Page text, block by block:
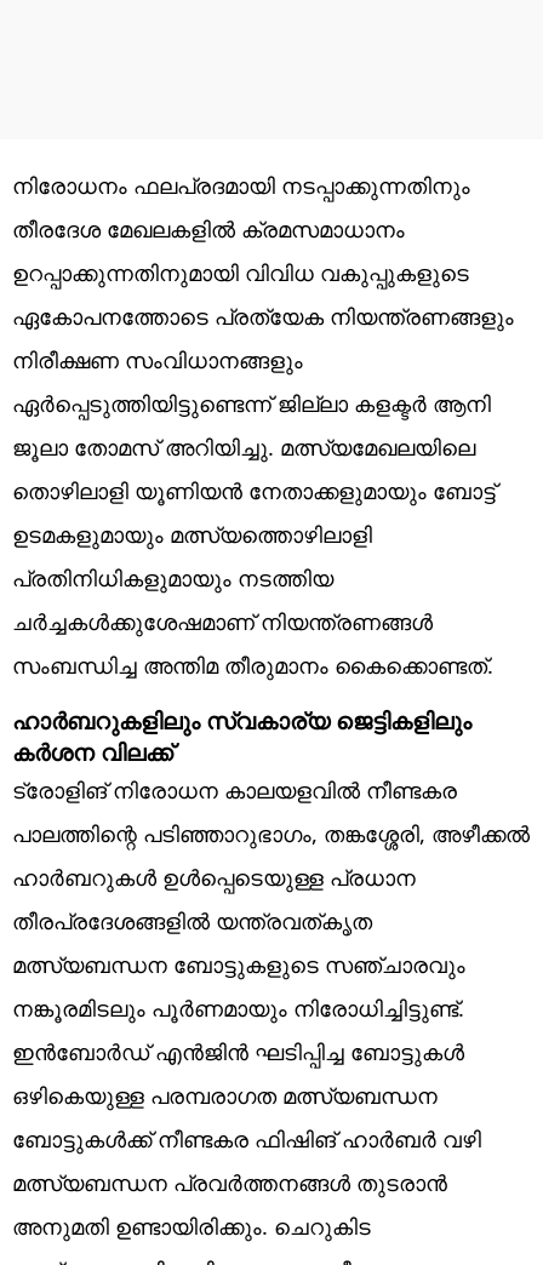
നിരോധനം ഫലപ്രദമായി നടപ്പാക്കുന്നതിനും
തീരദേശ മേഖലകളിൽ ക്രമസമാധാനം
ഉറപ്പാക്കുന്നതിനുമായി വിവിധ വകുപ്പുകളുടെ
ഏകോപനത്തോടെ പ്രത്യേക നിയന്ത്രണങ്ങളും
നിരീക്ഷണ സംവിധാനങ്ങളും
ഏർപ്പെടുത്തിയിട്ടുണ്ടെന്ന് ജില്ലാ കളക്ടർ ആനി
ജൂലാ തോമസ് അറിയിച്ചു. മത്സ്യമേഖലയിലെ
തൊഴിലാളി യൂണിയൻ നേതാക്കളുമായും ബോട്ട്
ഉടമകളുമായും മത്സ്യത്തൊഴിലാളി
പ്രതിനിധികളുമായും നടത്തിയ
ചർച്ചകൾക്കുശേഷമാണ് നിയന്ത്രണങ്ങൾ
സംബന്ധിച്ച അന്തിമ തീരുമാനം കൈക്കൊണ്ടത്.
ഹാർബറുകളിലും സ്വകാര്യ ജെട്ടികളിലും
കർശന വിലക്ക്
ട്രോളിങ് നിരോധന കാലയളവിൽ നീണ്ടകര
പാലത്തിന്റെ പടിഞ്ഞാറുഭാഗം, തങ്കശ്ശേരി, അഴീക്കൽ
ഹാർബറുകൾ ഉൾപ്പെടെയുള്ള പ്രധാന
തീരപ്രദേശങ്ങളിൽ യന്ത്രവത്കൃത
മത്സ്യബന്ധന ബോട്ടുകളുടെ സഞ്ചാരവും
നങ്കൂരമിടലും പൂർണമായും നിരോധിച്ചിട്ടുണ്ട്.
ഇൻബോർഡ് എൻജിൻ ഘടിപ്പിച്ച ബോട്ടുകൾ
ഒഴികെയുള്ള പരമ്പരാഗത മത്സ്യബന്ധന
ബോട്ടുകൾക്ക് നീണ്ടകര ഫിഷിങ് ഹാർബർ വഴി
മത്സ്യബന്ധന പ്രവർത്തനങ്ങൾ തുടരാൻ
അനുമതി ഉണ്ടായിരിക്കും. ചെറുകിട